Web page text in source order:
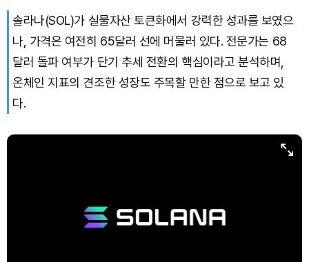
XRP (XRP) ₩1,470(-3.21%)
Solana (SOL) ₩103,674(-1.83%)
솔라나(SOL)가 실물자산 토큰화에서 강력한 성과를 보였으
나, 가격은 여전히 65달러 선에 머물러 있다. 전문가는 68
달러 돌파 여부가 단기 추세 전환의 핵심이라고 분석하며,
온체인 지표의 견조한 성장도 주목할 만한 점으로 보고 있
다.